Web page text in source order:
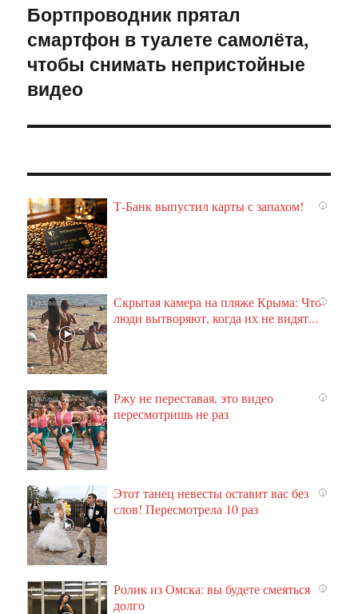
Следующая
запись:
Бортпроводник прятал
смартфон в туалете самолёта,
чтобы снимать непристойные
видео
i
Т-Банк выпустил карты с запахом!
i
Скрытая камера на пляже Крыма: Что
люди вытворяют, когда их не видят...
i
Ржу не переставая, это видео
пересмотришь не раз
i
Этот танец невесты оставит вас без
слов! Пересмотрела 10 раз
i
Ролик из Омска: вы будете смеяться
долго